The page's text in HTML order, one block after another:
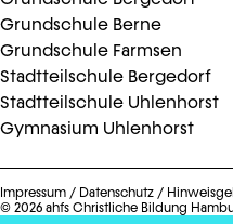
Grundschule Berne
Grundschule Farmsen
Stadtteilschule Bergedorf
Stadtteilschule Uhlenhorst
Gymnasium Uhlenhorst
© 2026 ahfs Christliche Bildung
Impressum / Datenschutz /